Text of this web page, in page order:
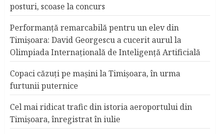
posturi, scoase la concurs
Performanță remarcabilă pentru un elev din
Timișoara: David Georgescu a cucerit aurul la
Olimpiada Internațională de Inteligență Artificială
Copaci căzuţi pe maşini la Timişoara, în urma
furtunii puternice
Cel mai ridicat trafic din istoria aeroportului din
Timişoara, înregistrat în iulie